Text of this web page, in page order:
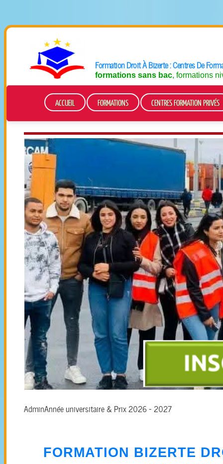
Formation Droit À Bizerte : Centres De
formations sans bac, formations
ACCUEIL FORMATIONS CENTRES FORMATION PRIVÉS
AdminAnnée universitaire & Prix 2026 - 2027
FORMATION BIZERTE